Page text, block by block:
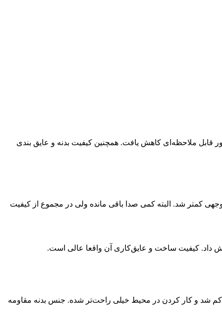
قابل ملاحظه‌ای کاهش یافت. همچنین کیفیت بدنه و عایق بندی
کمتر شد. البته کمی صدا باقی مانده ولی در مجموع از کیفیت
داد. کیفیت ساخت و عایق‌کاری آن واقعا عالی است.
کم شد و کار کردن در محیط خیلی راحت‌تر شده. جنس بدنه مقاومه